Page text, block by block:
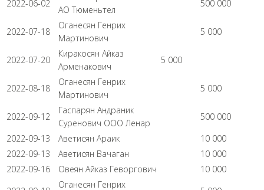
2022-06-02
АО Тюменьтел
500 000
2022-07-18
Оганесян Генрих
Мартинович
5 000
2022-07-20
Киракосян Айказ
Арменакович
5 000
2022-08-18
Оганесян Генрих
Мартинович
5 000
2022-09-12
Гаспарян Андраник
Суренович ООО Ленар
500 000
2022-09-13
Аветисян Араик
10 000
2022-09-13
Аветисян Вачаган
10 000
2022-09-16
Овеян Айказ Геворгович
10 000
Оганесян Генрих